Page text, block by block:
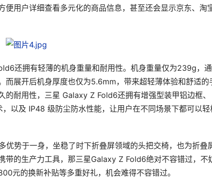
用户详细查看多元化的商品信息，甚至还会显示京东、淘
还拥有轻薄的机身重量和耐用性。机身重量仅为239g，
而展开后机身厚度也仅为5.6mm，带来超轻薄体验和舒适的
耐用性，三星 Galaxy Z Fold6还拥有增强型装甲铝边框、
以及 IP48 级防尘防水性能，让用户在不同场景下都可以轻
势于一身，坐稳了时下折叠屏领域的头把交椅，也为折叠
带的生产力工具，那三星Galaxy Z Fold6绝对不容错过，不
元的换新补贴等多重好礼，机会难得不容错过。